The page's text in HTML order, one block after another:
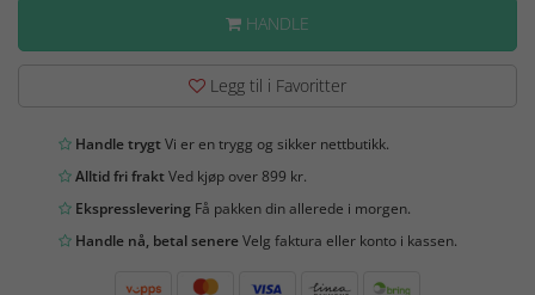
HANDLE
Legg til i Favoritter
Handle trygtVi er en trygg og sikker nettbutikk.
Alltid fri fraktVed kjøp over 899 kr.
Ekspresslevering Få pakken din allerede i morgen.
Handle nå, betal senereVelg faktura eller konto i kassen.